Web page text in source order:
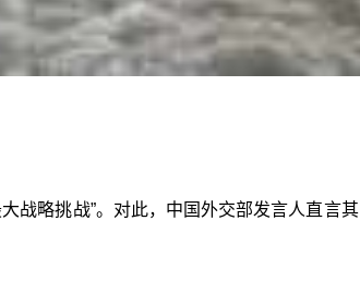
战略挑战”。对此，中国外交部发言人直言其